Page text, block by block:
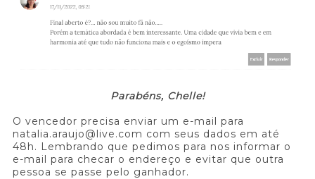
Parabéns, Chelle!
O vencedor precisa enviar um e-mail para
natalia.araujo@live.com com seus dados em até
48h. Lembrando que pedimos para nos informar o
e-mail para checar o endereço e evitar que outra
pessoa se passe pelo ganhador.